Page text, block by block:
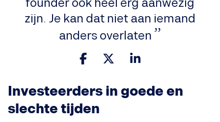
founder ook heel erg aanwezig
zijn. Je kan dat niet aan iemand
anders overlaten
Investeerders in goede en
slechte tijden